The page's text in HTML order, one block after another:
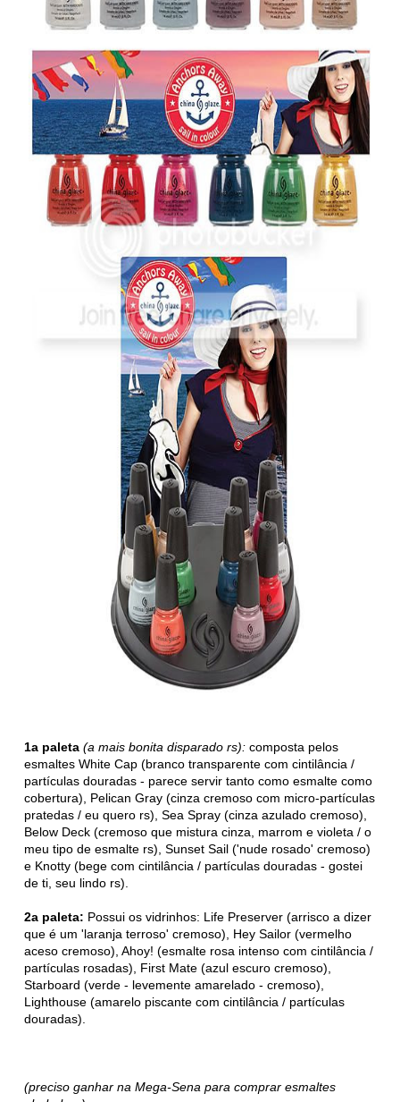
1a paleta (a mais bonita disparado rs): composta pelos
esmaltes White Cap (branco transparente com cintilância /
partículas douradas - parece servir tanto como esmalte como
cobertura), Pelican Gray (cinza cremoso com micro-partículas
pratedas / eu quero rs), Sea Spray (cinza azulado cremoso),
Below Deck (cremoso que mistura cinza, marrom e violeta / o
meu tipo de esmalte rs), Sunset Sail ('nude rosado' cremoso)
e Knotty (bege com cintilância / partículas douradas - gostei
de ti, seu lindo rs).
2a paleta: Possui os vidrinhos: Life Preserver (arrisco a dizer
que é um 'laranja terroso' cremoso), Hey Sailor (vermelho
aceso cremoso), Ahoy! (esmalte rosa intenso com cintilância /
partículas rosadas), First Mate (azul escuro cremoso),
Starboard (verde - levemente amarelado - cremoso),
Lighthouse (amarelo piscante com cintilância / partículas
douradas).
(preciso ganhar na Mega-Sena para comprar esmaltes